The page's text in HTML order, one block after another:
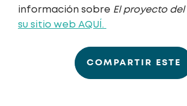
información sobre El proyecto del
su sitio web AQUÍ.
COMPARTIR ESTE